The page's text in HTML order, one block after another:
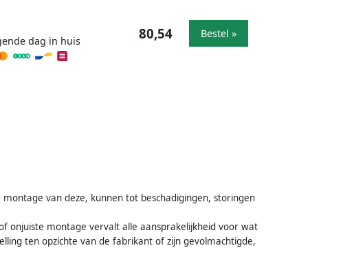
dag in huis
80,54 Bestel »
van deze, kunnen tot beschadigingen, storingen
onjuiste montage vervalt alle aansprakelijkheid voor wat
ten opzichte van de fabrikant of zijn gevolmachtigde,